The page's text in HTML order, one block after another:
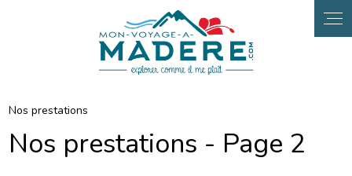
Nos prestations
Nos prestations - Page 2
Panneau de gestion des cookies